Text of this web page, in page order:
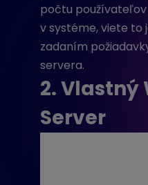
počtu
v systéme, viete to
zadaním
servera.
2. Vlastný
Server